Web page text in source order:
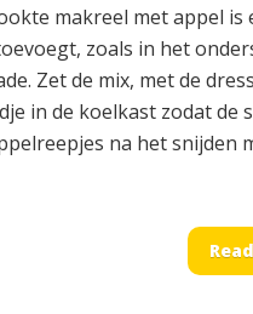
makreel met appel is
zoals in het
Zet de mix, met de
in de koelkast zodat de
na het snijden